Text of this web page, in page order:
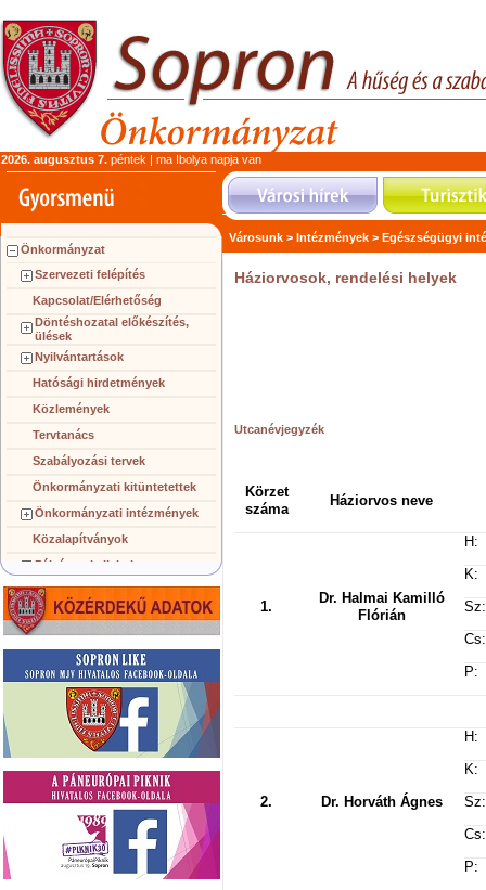
2026. augusztus 7. péntek | ma Ibolya napja van
Önkormányzat
Szervezeti felépítés
Kapcsolat/Elérhetőség
Döntéshozatal előkészítés,
ülések
Nyilvántartások
Hatósági hirdetmények
Közlemények
Tervtanács
Szabályozási tervek
Önkormányzati kitüntetettek
Önkormányzati intézmények
Közalapítványok
Pályázatok, licitek
Koncepciók, tervezetek
Településképi követelmények
Közérdekű információk
Testvérvárosok
Városunk > Intézmények > Egészségügyi
Háziorvosok, rendelési helyek
Utcanévjegyzék
Körzet
száma
Háziorvos neve
1.
Dr. Halmai Kamilló
Flórián
H:
K:
Sz:
Cs:
P:
2. Dr. Horváth Ágnes
H:
K:
Sz:
Cs:
P: